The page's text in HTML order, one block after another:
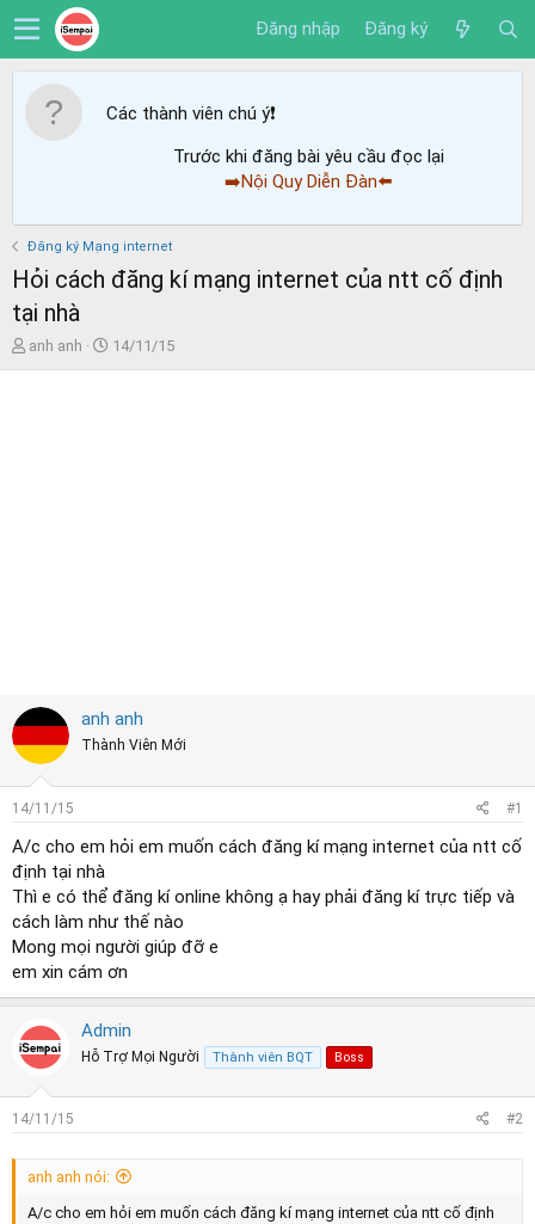
Đăng nhập Đăng ký
Các thành viên chú ý❗️
Trước khi đăng bài yêu cầu đọc lại
➡️Nội Quy Diễn Đàn⬅️
Đăng ký Mạng internet
Hỏi cách đăng kí mạng internet của ntt cố định
tại nhà
T
h
anh anh
N
g
14/11/15
anh anh
Thành Viên Mới
14/11/15 #1
A/c cho em hỏi em muốn cách đăng kí mạng internet của ntt cố
định tại nhà
Thì e có thể đăng kí online không ạ hay phải đăng kí trực tiếp và
cách làm như thế nào
Mong mọi người giúp đỡ e
em xin cám ơn
Admin
Hỗ Trợ Mọi Người Thành viên BQT Boss
14/11/15 #2
anh anh nói:
A/c cho em hỏi em muốn cách đăng kí mạng internet của ntt cố định